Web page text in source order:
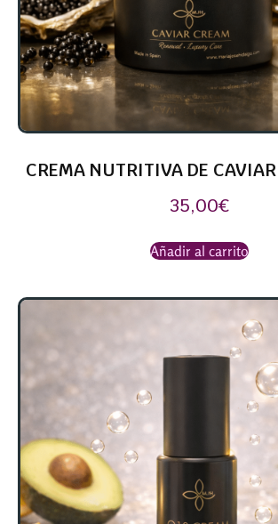
CREMA NUTRITIVA DE
35,00€
Añadir al carrito